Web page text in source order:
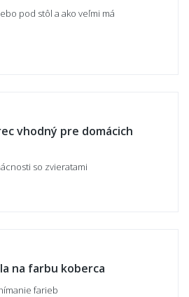
koberca?
na chodenie
najpohodlnejší?
pod stôl a ako veľmi má
vhodný pre domácich
so zvieratami
na farbu koberca
farieb